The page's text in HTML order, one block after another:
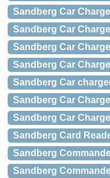
Sandberg Car
Sandberg Car
Sandberg Car
Sandberg Car
Sandberg Car
Sandberg Car
Sandberg Car
Sandberg Card
Sandberg
Sandberg